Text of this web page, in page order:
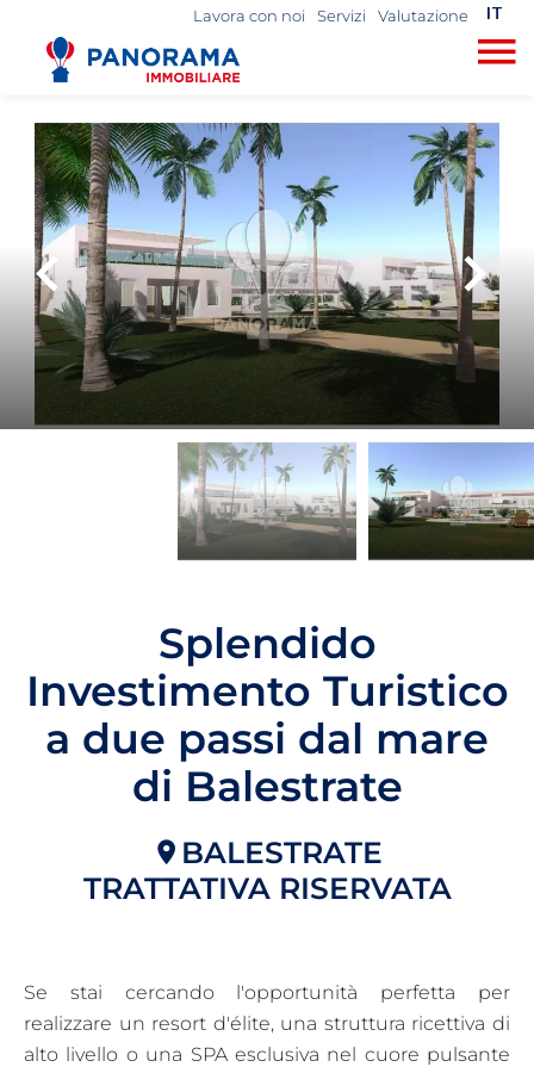
Lavora con noi Servizi Valutazione IT
Splendido
Investimento Turistico
a due passi dal mare
di Balestrate
BALESTRATE
TRATTATIVA RISERVATA
Se stai cercando l'opportunità perfetta per
realizzare un resort d'élite, una struttura ricettiva di
alto livello o una SPA esclusiva nel cuore pulsante